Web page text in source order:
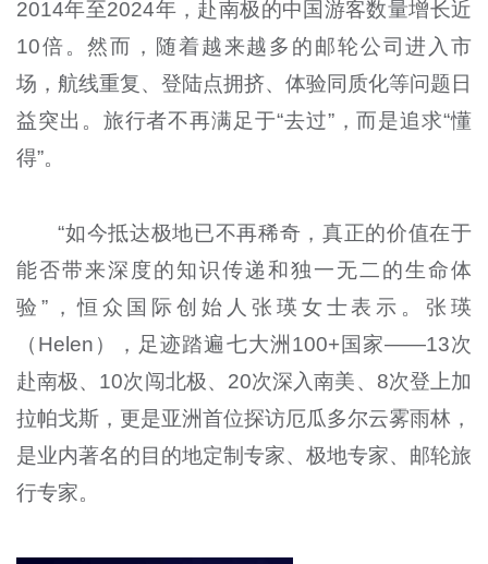
2014年至2024年，赴南极的中国游客数量增长近
10倍。然而，随着越来越多的邮轮公司进入市
场，航线重复、登陆点拥挤、体验同质化等问题日
益突出。旅行者不再满足于“去过”，而是追求“懂
得”。
“如今抵达极地已不再稀奇，真正的价值在于
能否带来深度的知识传递和独一无二的生命体
验”，恒众国际创始人张瑛女士表示。张瑛
（Helen），足迹踏遍七大洲100+国家——13次
赴南极、10次闯北极、20次深入南美、8次登上加
拉帕戈斯，更是亚洲首位探访厄瓜多尔云雾雨林，
是业内著名的目的地定制专家、极地专家、邮轮旅
行专家。